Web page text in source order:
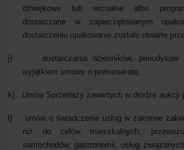
dźwiękowe lub wizualne albo
dostarczane w zapieczętowanym
dostarczeniu opakowanie zostało otwarte
j)
dostarczania dzienników,
wyjątkiem umowy o prenumeratę,
k) Umów Sprzedaży zawartych w drodze aukcji
l)
umów o świadczenie usług w zakresie
niż do celów mieszkalnych,
samochodów, gastronomii, usług